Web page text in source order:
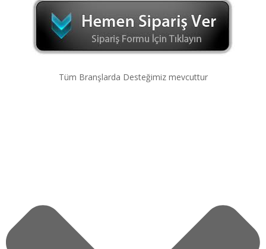
Tüm Branşlarda Desteğimiz mevcuttur